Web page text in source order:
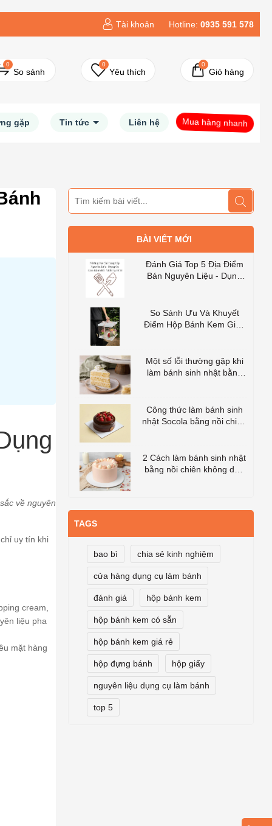
Tài khoản Hotline: 0935 591 578
0
So sánh
0
Yêu thích
0
Giỏ hàng
gặp Tin tức Liên hệ Mua hàng nhanh
về nguyên
uy tín khi
cream,
liệu pha
mặt hàng
BÀI VIẾT MỚI
Đánh Giá Top 5 Địa Điểm
Bán Nguyên Liệu - Dụng
So Sánh Ưu Và Khuyết
Điểm Hộp Bánh Kem Giấy
Một số lỗi thường gặp khi
làm bánh sinh nhật bằng
Công thức làm bánh sinh
nhật Socola bằng nồi chiên
2 Cách làm bánh sinh nhật
bằng nồi chiên không dầu
TAGS
bao bì chia sẻ kinh nghiệm
cửa hàng dụng cụ làm bánh
đánh giá hộp bánh kem
hộp bánh kem có sẵn
hộp bánh kem giá rẻ
hộp đựng bánh hộp giấy
nguyên liệu dụng cụ làm bánh
top 5